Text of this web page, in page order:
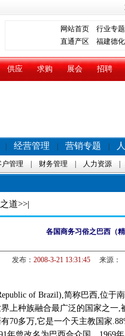
网站首页
行业专题
直通产区 福建德化
供应 求购 展会 招聘
经营管理 营销专题
户管理 财务管理 人力资源
道>>|
各国商务习俗之巴西（
发布： 2008-3-21 13:31:45来源：
of Brazil),简称巴西,位于
上种族融合最广泛的国家之一
70多万,它是一个天主教国家